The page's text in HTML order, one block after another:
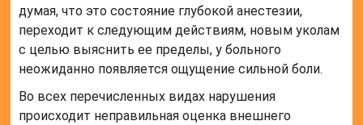
думая, что это состояние глубокой анестезии,
переходит к следующим действиям, новым уколам
с целью выяснить ее пределы, у больного
неожиданно появляется ощущение сильной боли.
Во всех перечисленных видах нарушения
происходит неправильная оценка внешнего